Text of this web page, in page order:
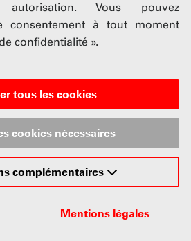
Vous pouvez
consentement à tout moment
confidentialité ».
tous les cookies
cookies nécessaires
complémentaires
Mentions légales